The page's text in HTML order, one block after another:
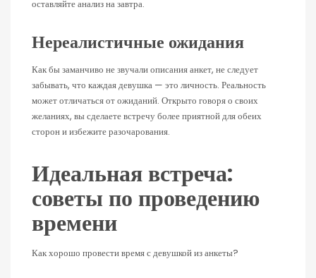
оставляйте анализ на завтра.
Нереалистичные ожидания
Как бы заманчиво не звучали описания анкет, не следует
забывать, что каждая девушка — это личность. Реальность
может отличаться от ожиданий. Открыто говоря о своих
желаниях, вы сделаете встречу более приятной для обеих
сторон и избежите разочарования.
Идеальная встреча:
советы по проведению
времени
Как хорошо провести время с девушкой из анкеты?